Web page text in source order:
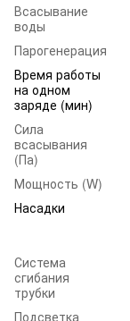
Всасывание
воды
Парогенерация
Время работы
на одном
заряде (мин)
Сила
всасывания
(Па)
Мощность (W)
Насадки
Система
сгибания
трубки
Подсветка